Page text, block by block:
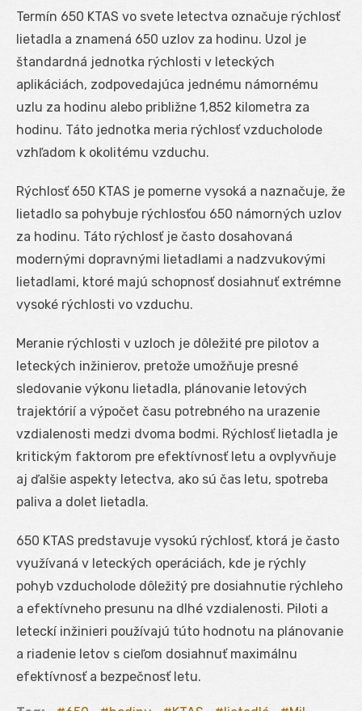
Termín 650 KTAS vo svete letectva označuje rýchlosť
lietadla a znamená 650 uzlov za hodinu. Uzol je
štandardná jednotka rýchlosti v leteckých
aplikáciách, zodpovedajúca jednému námornému
uzlu za hodinu alebo približne 1,852 kilometra za
hodinu. Táto jednotka meria rýchlosť vzducholode
vzhľadom k okolitému vzduchu.
Rýchlosť 650 KTAS je pomerne vysoká a naznačuje, že
lietadlo sa pohybuje rýchlosťou 650 námorných uzlov
za hodinu. Táto rýchlosť je často dosahovaná
modernými dopravnými lietadlami a nadzvukovými
lietadlami, ktoré majú schopnosť dosiahnuť extrémne
vysoké rýchlosti vo vzduchu.
Meranie rýchlosti v uzloch je dôležité pre pilotov a
leteckých inžinierov, pretože umožňuje presné
sledovanie výkonu lietadla, plánovanie letových
trajektórií a výpočet času potrebného na urazenie
vzdialenosti medzi dvoma bodmi. Rýchlosť lietadla je
kritickým faktorom pre efektívnosť letu a ovplyvňuje
aj ďalšie aspekty letectva, ako sú čas letu, spotreba
paliva a dolet lietadla.
650 KTAS predstavuje vysokú rýchlosť, ktorá je často
využívaná v leteckých operáciách, kde je rýchly
pohyb vzducholode dôležitý pre dosiahnutie rýchleho
a efektívneho presunu na dlhé vzdialenosti. Piloti a
leteckí inžinieri používajú túto hodnotu na plánovanie
a riadenie letov s cieľom dosiahnuť maximálnu
efektívnosť a bezpečnosť letu.